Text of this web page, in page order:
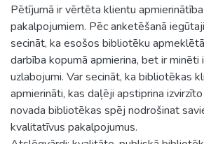
Pētījumā ir vērtēta klientu
pakalpojumiem. Pēc anketēšanā
secināt, ka esošos bibliotēku
darbība kopumā apmierina, bet ir minēti
uzlabojumi. Var secināt, ka bibliotēkas
apmierināti, kas daļēji apstiprina
novada bibliotēkas spēj nodrošinat
kvalitatīvus pakalpojumus.